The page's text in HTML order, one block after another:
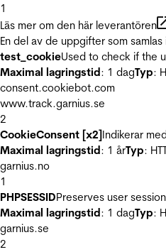
1
Läs mer om den här leverantören
En del av de uppgifter som
test_cookieUsed to check if the
Maximal lagringstid: 1 dagTyp:
consent.cookiebot.com
www.track.garnius.se
2
CookieConsent [x2]Indikerar
Maximal lagringstid: 1 årTyp:
garnius.no
1
PHPSESSIDPreserves user
Maximal lagringstid: 1 dagTyp:
garnius.se
2